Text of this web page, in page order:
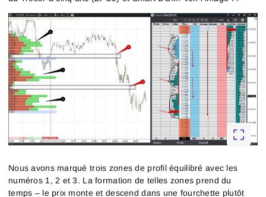
Nous avons marqué trois zones de profil équilibré avec les
numéros 1, 2 et 3. La formation de telles zones prend du
temps – le prix monte et descend dans une fourchette plutôt